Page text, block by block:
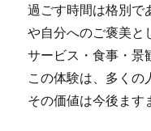
過ごす時間は格別で
や自分へのご褒美と
サービス・食事・景
この体験は、多くの
その価値は今後ます